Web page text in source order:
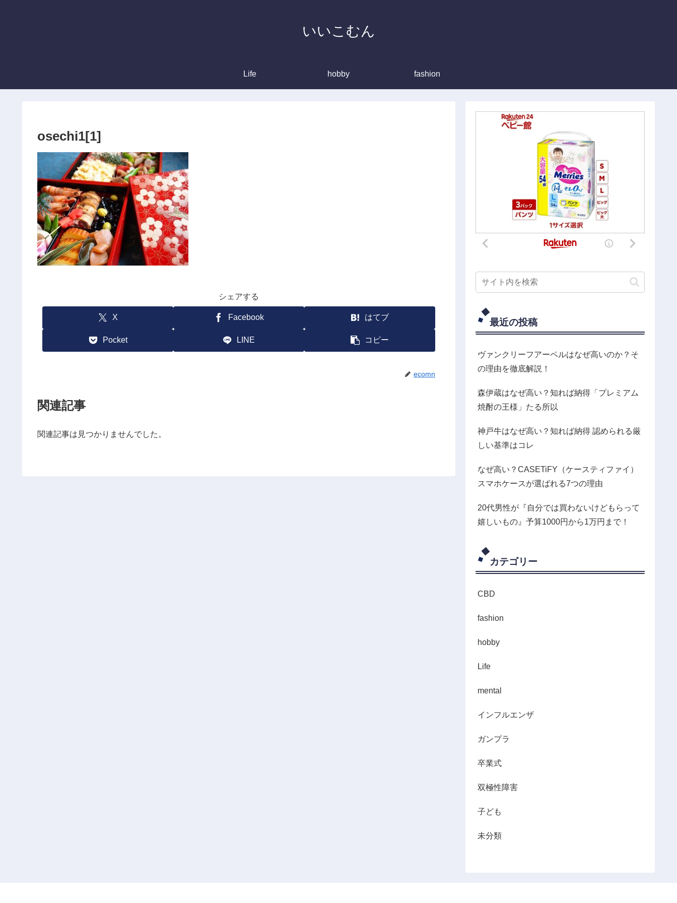
いいこむん
Life hobby fashion
osechi1[1]
シェアする
X Facebook はてブ
Pocket LINE コピー
ecomn
関連記事
関連記事は見つかりませんでした。
最近の投稿
ヴァンクリーフアーペルはなぜ高いのか？そ
の理由を徹底解説！
森伊蔵はなぜ高い？知れば納得「プレミアム
焼酎の王様」たる所以
神戸牛はなぜ高い？知れば納得 認められる厳
しい基準はコレ
なぜ高い？CASETiFY（ケースティファイ）
スマホケースが選ばれる7つの理由
20代男性が『自分では買わないけどもらって
嬉しいもの』予算1000円から1万円まで！
カテゴリー
CBD
fashion
hobby
Life
mental
インフルエンザ
ガンプラ
卒業式
双極性障害
子ども
未分類